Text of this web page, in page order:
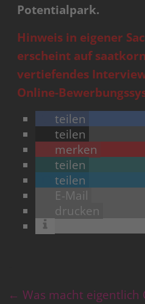
Potentialpark.
Hinweis in eigener
erscheint auf
vertiefendes
Online-
teilen
teilen
merken
teilen
teilen
E-Mail
drucken
← Was macht eigentlich